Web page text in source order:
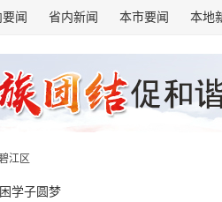
要闻 省内新闻 本市要闻 本地
江区
学子圆梦